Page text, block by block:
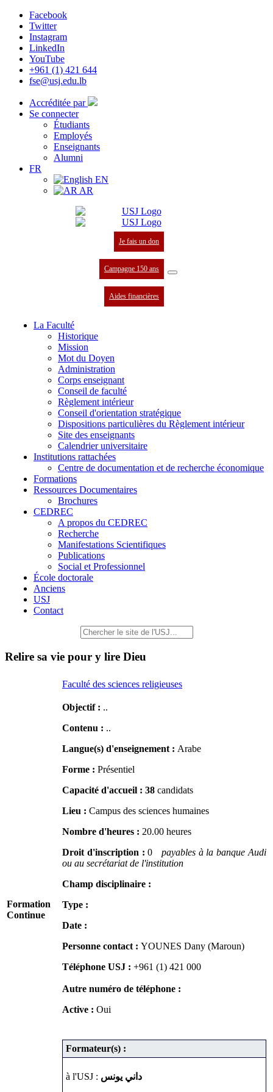
Facebook
Twitter
Instagram
LinkedIn
YouTube
+961 (1) 421 644
fse@usj.edu.lb
Accréditée par
Se connecter
Étudiants
Employés
Enseignants
Alumni
FR
EN
AR
Je fais un don
Campagne 150 ans
Aides financières
La Faculté
Historique
Mission
Mot du Doyen
Administration
Corps enseignant
Conseil de faculté
Règlement intérieur
Conseil d'orientation stratégique
Dispositions particulières du Règlement intérieur
Site des enseignants
Calendrier universitaire
Institutions rattachées
Centre de documentation et de recherche économique
Formations
Ressources Documentaires
Brochures
CEDREC
A propos du CEDREC
Recherche
Manifestations Scientifiques
Publications
Social et Professionnel
École doctorale
Anciens
USJ
Contact
Relire sa vie pour y lire Dieu
Faculté des sciences religieuses
Formation
Continue
Objectif : ..
Contenu : ..
Langue(s) d'enseignement : Arabe
Forme : Présentiel
Capacité d'accueil : 38 candidats
Lieu : Campus des sciences humaines
Nombre d'heures : 20.00 heures
Droit d'inscription :0 payables à la banque Audi
ou au secrétariat de l'institution
Champ disciplinaire :
Type :
Date :
Personne contact : YOUNES Dany (Maroun)
Téléphone USJ : +961 (1) 421 000
Autre numéro de téléphone :
Active : Oui
Formateur(s) :
à l'USJ : داني يونس